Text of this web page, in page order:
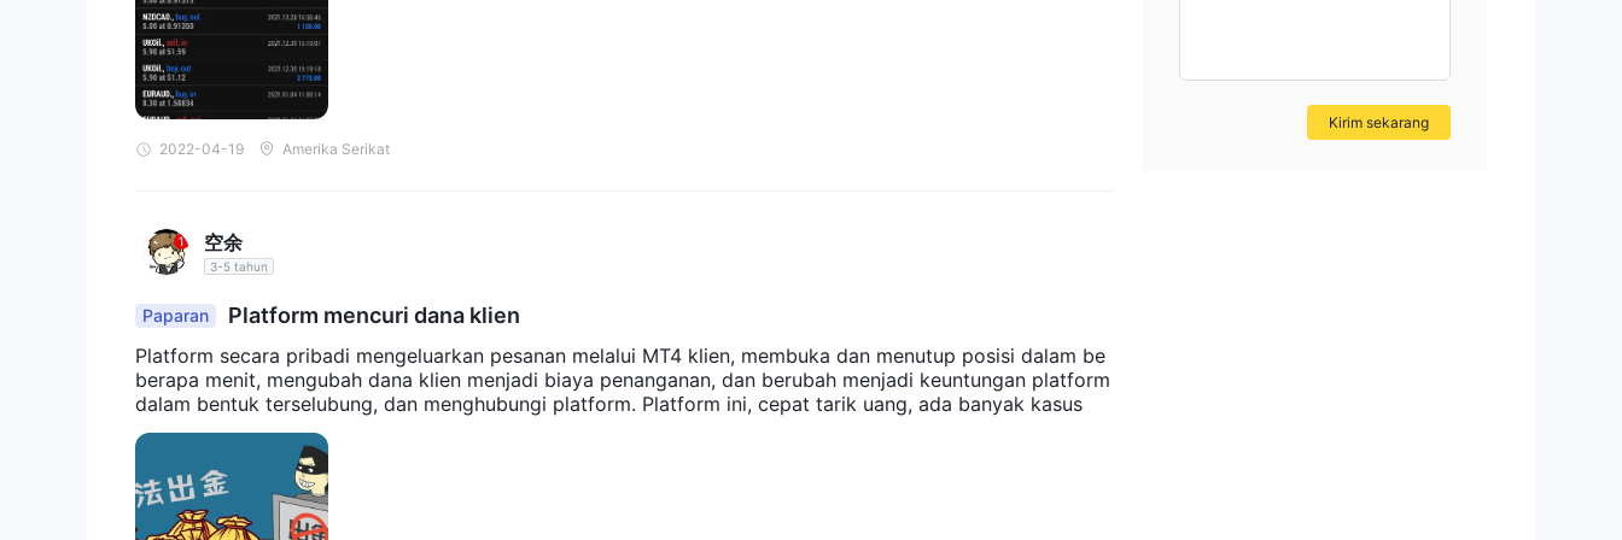
Informasi yang disajikan dalam artikel ini dimaksudkan semata-mata untuk tujuan referensi.
Pro kontra
Pertanyaan yang Sering Diajukan
Adalah
BloomsMarketsdiatur？
TIDAK, BloomsMarkets tidak diatur pula.
logam mulia.
bagaimana saya bisa menghubungi BloomsMarkets ？
2022-04-19 Amerika Serikat
空余
3-5 tahun
Paparan Platform mencuri dana klien
Platform secara pribadi mengeluarkan pesanan melalui MT4 klien, membuka dan menutup posisi dalam be
berapa menit, mengubah dana klien menjadi biaya penanganan, dan berubah menjadi keuntungan platform
dalam bentuk terselubung, dan menghubungi platform. Platform ini, cepat tarik uang, ada banyak kasus
Kirim sekarang